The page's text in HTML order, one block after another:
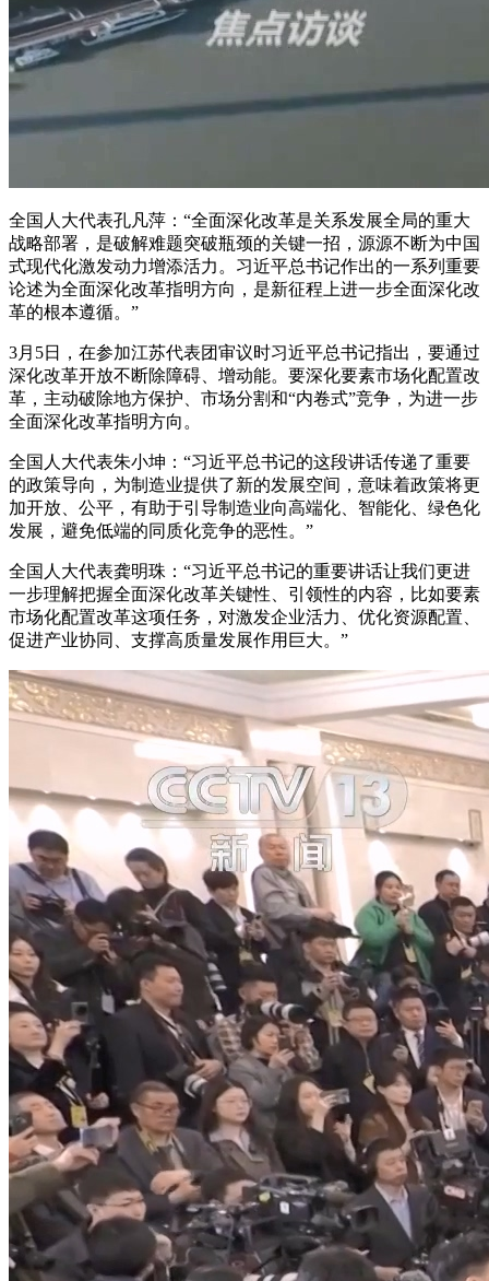
全国人大代表孔凡萍：“全面深化改革是关系发展全局的重大
战略部署，是破解难题突破瓶颈的关键一招，源源不断为中国
式现代化激发动力增添活力。习近平总书记作出的一系列重要
论述为全面深化改革指明方向，是新征程上进一步全面深化改
革的根本遵循。”
3月5日，在参加江苏代表团审议时习近平总书记指出，要通过
深化改革开放不断除障碍、增动能。要深化要素市场化配置改
革，主动破除地方保护、市场分割和“内卷式”竞争，为进一步
全面深化改革指明方向。
全国人大代表朱小坤：“习近平总书记的这段讲话传递了重要
的政策导向，为制造业提供了新的发展空间，意味着政策将更
加开放、公平，有助于引导制造业向高端化、智能化、绿色化
发展，避免低端的同质化竞争的恶性。”
全国人大代表龚明珠：“习近平总书记的重要讲话让我们更进
一步理解把握全面深化改革关键性、引领性的内容，比如要素
市场化配置改革这项任务，对激发企业活力、优化资源配置、
促进产业协同、支撑高质量发展作用巨大。”